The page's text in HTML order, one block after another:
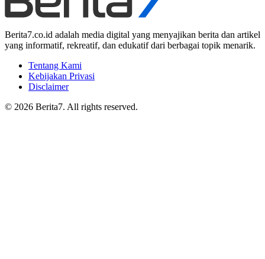
Berita7.co.id adalah media digital yang menyajikan berita dan artikel
yang informatif, rekreatif, dan edukatif dari berbagai topik menarik.
Tentang Kami
Kebijakan Privasi
Disclaimer
© 2026 Berita7. All rights reserved.